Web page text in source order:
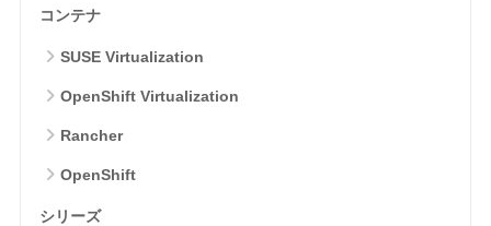
コンテナ
SUSE Virtualization
OpenShift Virtualization
Rancher
OpenShift
シリーズ